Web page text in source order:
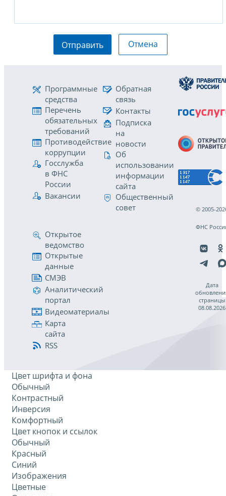
Отправить Отмена
Программные
средства
Перечень
обязательных
требований
Противодействие
коррупции
Госслужба
в ФНС
России
Вакансии
Обратная
связь
Контакты
Подписка
на
новости
Об
использовании
информации
сайта
Общественный
совет
Открытое
ведомство
Открытые
данные
СМЭВ
Аналитический
портал
Видеоматериалы
Карта
сайта
RSS
© 2005-
ФНС
Дата
страницы
08.08.2026
Цвет шрифта и фона
Обычный
Контрастный
Инверсия
Комфортный
Цвет кнопок и ссылок
Обычный
Красный
Синий
Изображения
Цветные